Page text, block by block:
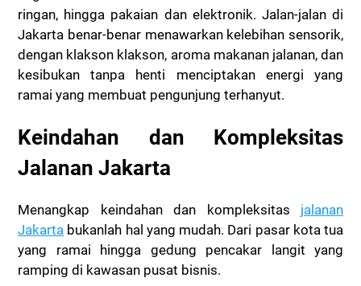
ringan, hingga pakaian dan elektronik. Jalan-jalan di
Jakarta benar-benar menawarkan kelebihan sensorik,
dengan klakson klakson, aroma makanan jalanan, dan
kesibukan tanpa henti menciptakan energi yang
ramai yang membuat pengunjung terhanyut.
Keindahan dan Kompleksitas
Jalanan Jakarta
Menangkap keindahan dan kompleksitas jalanan
Jakarta bukanlah hal yang mudah. Dari pasar kota tua
yang ramai hingga gedung pencakar langit yang
ramping di kawasan pusat bisnis.